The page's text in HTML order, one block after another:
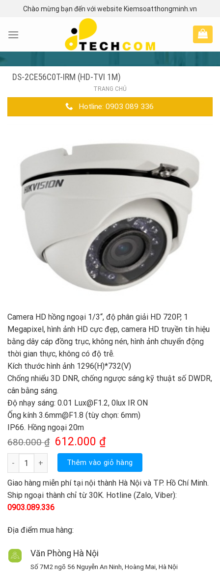
content
Chào mừng bạn đến với website Kiemsoatthongminh.vn
DS-2CE56C0T-IRM (HD-TVI 1M)
TRANG CHỦ
Hotline: 0903 089 336
Camera HD hồng ngoại 1/3“, độ phân giải HD 720P, 1
Megapixel, hình ảnh HD cực đẹp, camera HD truyền tín hiệu
bằng dây cáp đồng trục, không nén, hình ảnh chuyển động
thời gian thực, không có độ trễ.
Kích thước hình ảnh 1296(H)*732(V)
Chống nhiểu 3D DNR, chống ngược sáng kỹ thuật số DWDR,
cân bằng sáng.
Độ nhạy sáng: 0.01 Lux@F1.2, 0lux IR ON
Ống kính 3.6mm@F1.8 (tùy chọn: 6mm)
IP66. Hồng ngoại 20m
680.000₫ Giá
680.000 ₫.
612.000 ₫Giá
hiện
tại
là:
612.000 ₫.
DS-2CE56C0T-IRM (HD-TVI 1M) số lượng
Thêm vào giỏ hàng
Giao hàng miễn phí tại nội thành Hà Nội và TP. Hồ Chí Minh.
Ship ngoại thành chỉ từ 30K. Hotline (Zalo, Viber):
0903.089.336
Địa điểm mua hàng:
Văn Phòng Hà Nội
Số 7M2 ngõ 56 Nguyễn An Ninh, Hoàng Mai, Hà Nội